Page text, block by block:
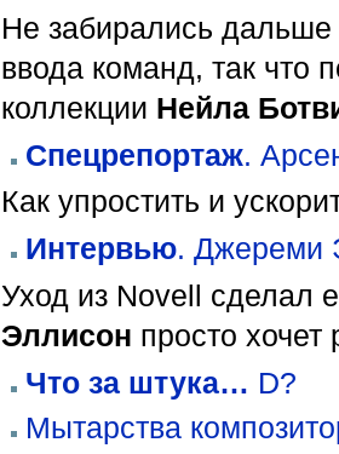
Не забирались
ввода команд, так что
коллекции Нейла
Спецрепортаж.
Как упростить и
Интервью. Джереми
Уход из Novell сделал
Эллисон просто хочет
Что за штука… D?
Мытарства